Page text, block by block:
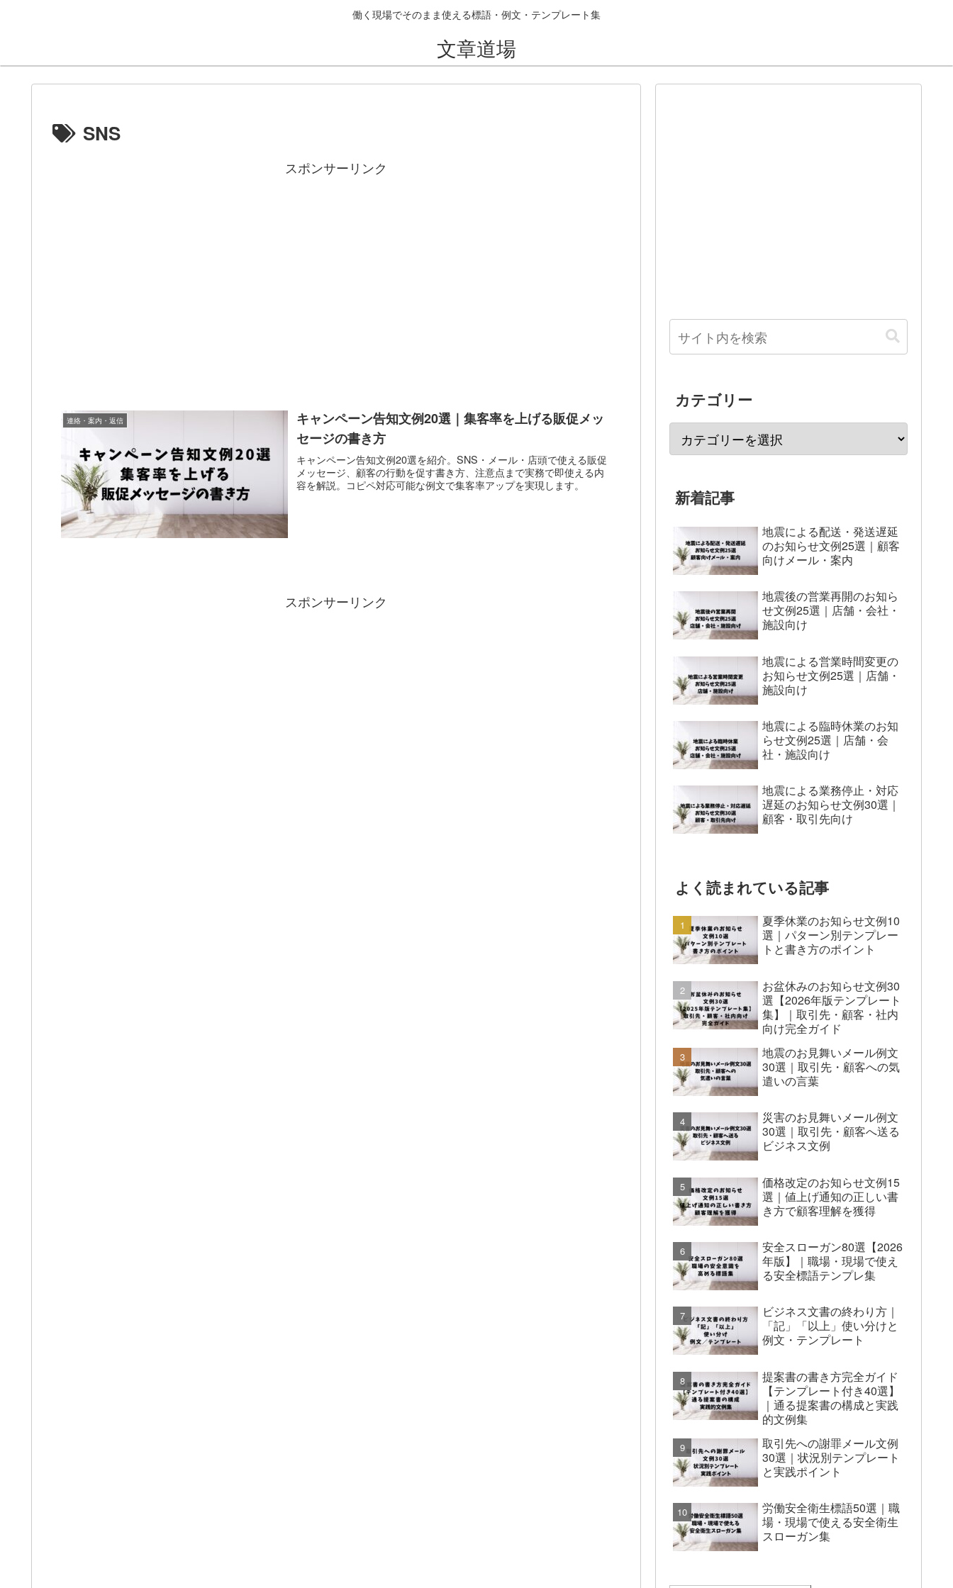
働く現場でそのまま使える標語・例文・テンプレート集
文章道場
SNS
スポンサーリンク
連絡・案内・返信
キャンペーン告知文例20選｜集客率を上げる販促メッ
セージの書き方
キャンペーン告知文例20選を紹介。SNS・メール・店頭で使える販促
メッセージ、顧客の行動を促す書き方、注意点まで実務で即使える内
容を解説。コピペ対応可能な例文で集客率アップを実現します。
スポンサーリンク
カテゴリー
新着記事
地震による配送・発送遅延
のお知らせ文例25選｜顧客
向けメール・案内
地震後の営業再開のお知ら
せ文例25選｜店舗・会社・
施設向け
地震による営業時間変更の
お知らせ文例25選｜店舗・
施設向け
地震による臨時休業のお知
らせ文例25選｜店舗・会
社・施設向け
地震による業務停止・対応
遅延のお知らせ文例30選｜
顧客・取引先向け
よく読まれている記事
夏季休業のお知らせ文例10
選｜パターン別テンプレー
トと書き方のポイント
お盆休みのお知らせ文例30
選【2026年版テンプレート
集】｜取引先・顧客・社内
向け完全ガイド
地震のお見舞いメール例文
30選｜取引先・顧客への気
遣いの言葉
災害のお見舞いメール例文
30選｜取引先・顧客へ送る
ビジネス文例
価格改定のお知らせ文例15
選｜値上げ通知の正しい書
き方で顧客理解を獲得
安全スローガン80選【2026
年版】｜職場・現場で使え
る安全標語テンプレ集
ビジネス文書の終わり方｜
「記」「以上」使い分けと
例文・テンプレート
提案書の書き方完全ガイド
【テンプレート付き40選】
｜通る提案書の構成と実践
的文例集
取引先への謝罪メール文例
30選｜状況別テンプレート
と実践ポイント
労働安全衛生標語50選｜職
場・現場で使える安全衛生
スローガン集